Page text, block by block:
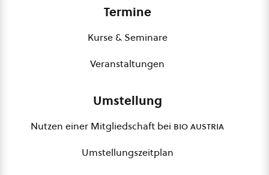
Termine
Kurse & Seminare
Veranstaltungen
Umstellung
Nutzen einer Mitgliedschaft bei bio austria
Umstellungszeitplan